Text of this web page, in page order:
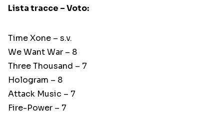
Lista tracce – Voto:
Time Xone – s.v.
We Want War – 8
Three Thousand – 7
Hologram – 8
Attack Music – 7
Fire-Power – 7